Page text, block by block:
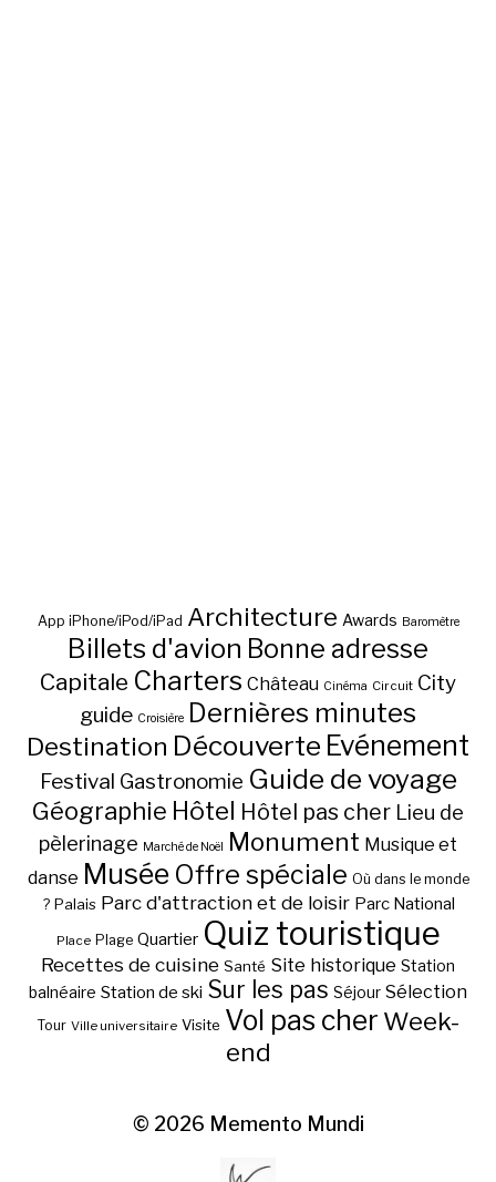
App iPhone/iPod/iPad Architecture Awards Baromètre
Billets d'avion Bonne adresse
Capitale Charters Château Cinéma Circuit City
guide Croisière Dernières minutes
Destination Découverte Evénement
Festival Gastronomie Guide de voyage
Géographie Hôtel Hôtel pas cher Lieu de
pèlerinage Marché de Noël Monument Musique et
danse Musée Offre spéciale Où dans le monde
? Palais Parc d'attraction et de loisir Parc National
Place Plage Quartier Quiz touristique
Recettes de cuisine Santé Site historique Station
balnéaire Station de ski Sur les pas Séjour Sélection
Tour Ville universitaire Visite Vol pas cher Week-
end
© 2026 Memento Mundi